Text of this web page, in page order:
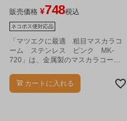
販売価格 ¥748税込
ネコポス便対応品
「マツエクに最適 粗目マスカラコ
ーム ステンレス ピンク MK-
720」は、金属製のマスカラコーム
カートに入れる